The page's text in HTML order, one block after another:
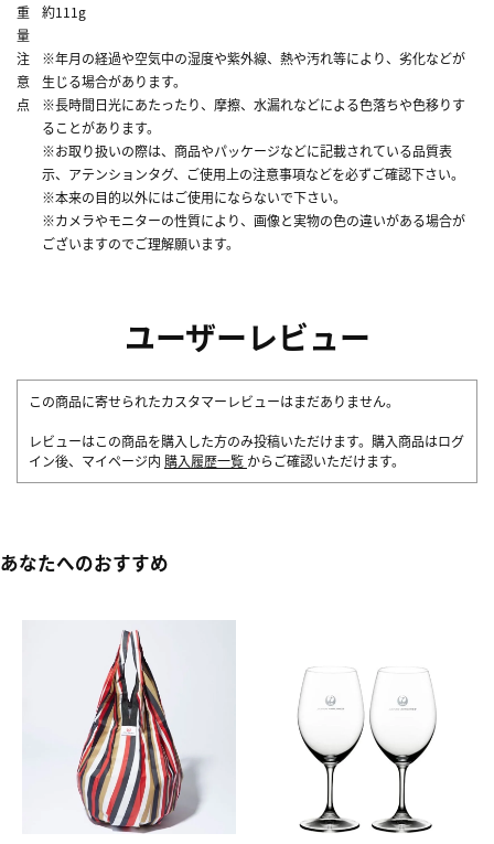
重
量
約111g
注
意
点
※年月の経過や空気中の湿度や紫外線、熱や汚れ等により、劣化などが
生じる場合があります。
※長時間日光にあたったり、摩擦、水漏れなどによる色落ちや色移りす
ることがあります。
※お取り扱いの際は、商品やパッケージなどに記載されている品質表
示、アテンションタグ、ご使用上の注意事項などを必ずご確認下さい。
※本来の目的以外にはご使用にならないで下さい。
※カメラやモニターの性質により、画像と実物の色の違いがある場合が
ございますのでご理解願います。
ユーザーレビュー
この商品に寄せられたカスタマーレビューはまだありません。
レビューはこの商品を購入した方のみ投稿いただけます。購入商品はログ
イン後、マイページ内 購入履歴一覧 からご確認いただけます。
あなたへのおすすめ